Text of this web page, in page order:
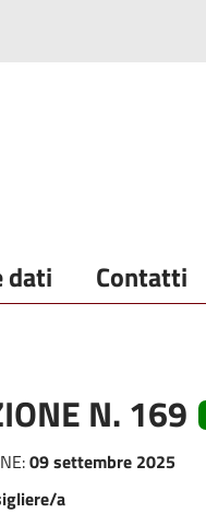
dati Contatti
N. 169
09 settembre 2025
a